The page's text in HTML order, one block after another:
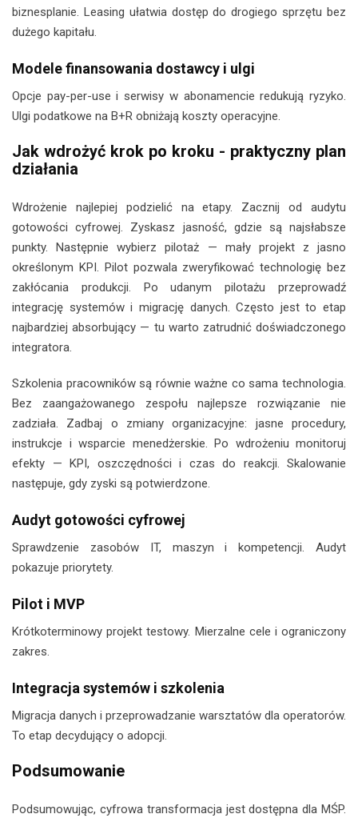
biznesplanie. Leasing ułatwia dostęp do drogiego sprzętu bez
dużego kapitału.
Modele finansowania dostawcy i ulgi
Opcje pay-per-use i serwisy w abonamencie redukują ryzyko.
Ulgi podatkowe na B+R obniżają koszty operacyjne.
Jak wdrożyć krok po kroku - praktyczny plan
działania
Wdrożenie najlepiej podzielić na etapy. Zacznij od audytu
gotowości cyfrowej. Zyskasz jasność, gdzie są najsłabsze
punkty. Następnie wybierz pilotaż — mały projekt z jasno
określonym KPI. Pilot pozwala zweryfikować technologię bez
zakłócania produkcji. Po udanym pilotażu przeprowadź
integrację systemów i migrację danych. Często jest to etap
najbardziej absorbujący — tu warto zatrudnić doświadczonego
integratora.
Szkolenia pracowników są równie ważne co sama technologia.
Bez zaangażowanego zespołu najlepsze rozwiązanie nie
zadziała. Zadbaj o zmiany organizacyjne: jasne procedury,
instrukcje i wsparcie menedżerskie. Po wdrożeniu monitoruj
efekty — KPI, oszczędności i czas do reakcji. Skalowanie
następuje, gdy zyski są potwierdzone.
Audyt gotowości cyfrowej
Sprawdzenie zasobów IT, maszyn i kompetencji. Audyt
pokazuje priorytety.
Pilot i MVP
Krótkoterminowy projekt testowy. Mierzalne cele i ograniczony
zakres.
Integracja systemów i szkolenia
Migracja danych i przeprowadzanie warsztatów dla operatorów.
To etap decydujący o adopcji.
Podsumowanie
Podsumowując, cyfrowa transformacja jest dostępna dla MŚP.